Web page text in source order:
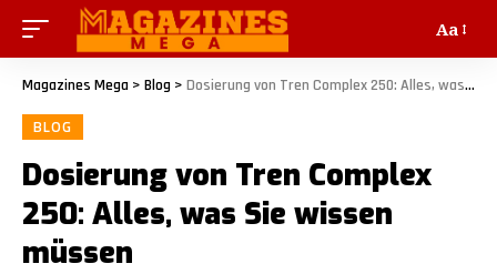
Aa
Magazines Mega > Blog > Dosierung von Tren Complex 250: Alles, was Sie wissen müssen
BLOG
Dosierung von Tren Complex
250: Alles, was Sie wissen
müssen